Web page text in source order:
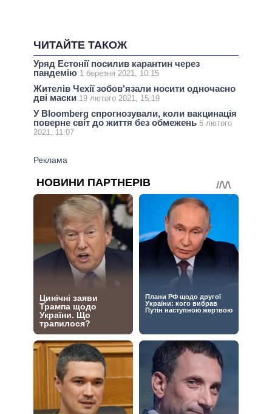
ЧИТАЙТЕ ТАКОЖ
Уряд Естонії посилив карантин через
пандемію 1 березня 2021, 10:15
Жителів Чехії зобов'язали носити одночасно
дві маски 19 лютого 2021, 15:19
У Bloomberg спрогнозували, коли вакцинація
поверне світ до життя без обмежень 5 лютого
2021, 11:07